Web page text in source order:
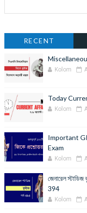
RECENT
Kolom
Today
Kolom
Important
Exam
Kolom
জেনারেল
394
Kolom